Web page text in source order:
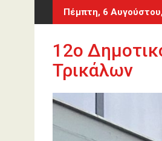
Περάστε
στο
Πέμπτη, 6
12o
Τρικάλων